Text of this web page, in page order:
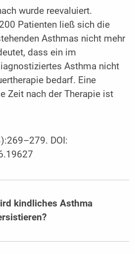
wurde reevaluiert.
Patienten ließ sich die
Asthmas nicht mehr
dass ein im
Asthma nicht
bedarf. Eine
Zeit nach der Therapie ist
DOI:
kindliches Asthma